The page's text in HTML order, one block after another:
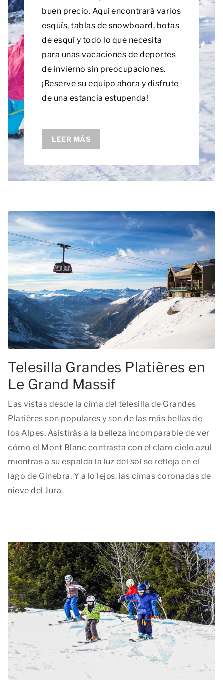
buen precio. Aquí encontrará varios
esquís, tablas de snowboard, botas
de esquí y todo lo que necesita
para unas vacaciones de deportes
de invierno sin preocupaciones.
¡Reserve su equipo ahora y disfrute
de una estancia estupenda!
LEER MÁS
Telesilla Grandes Platières en
Le Grand Massif
Las vistas desde la cima del telesilla de Grandes
Platières son populares y son de las más bellas de
los Alpes. Asistirás a la belleza incomparable de ver
cómo el Mont Blanc contrasta con el claro cielo azul
mientras a su espalda la luz del sol se refleja en el
lago de Ginebra. Y a lo lejos, las cimas coronadas de
nieve del Jura.